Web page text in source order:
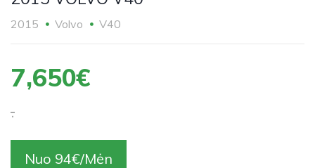
2015 Volvo V40
7,650€
.
Nuo 94€/Mėn